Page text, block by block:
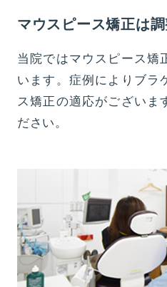
マウスピース矯正は
当院ではマウスピース矯
います。症例によりブラ
ス矯正の適応がございま
ださい。